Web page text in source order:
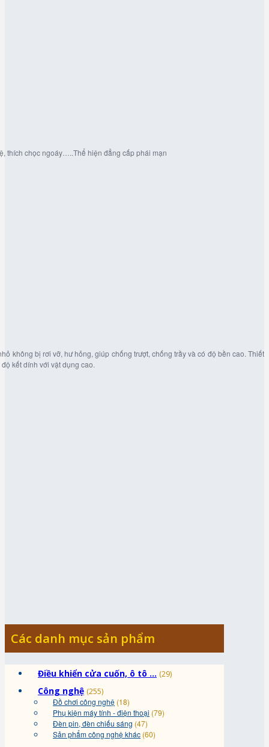
thích chọc ngoáy…..Thể hiện đẳng cấp phái mạn
không bị rơi vỡ, hư hỏng, giúp chống trượt, chống trầy và có độ bền cao. Thiết
kết dính với vật dụng cao.
Các danh mục sản phẩm
Điều khiển cửa cuốn, ô tô ... (29)
Công nghệ (255)
Đồ chơi công nghệ (18)
Phụ kiện máy tính - điện thoại (79)
Đèn pin, đèn chiếu sáng (47)
Sản phẩm công nghệ khác (60)